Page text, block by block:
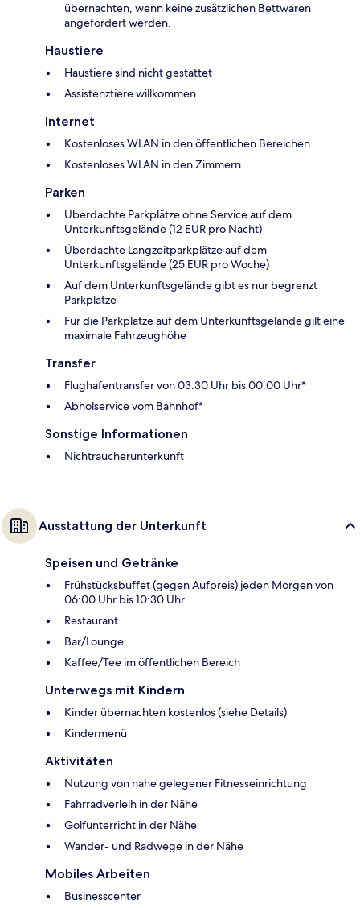
übernachten, wenn keine zusätzlichen Bettwaren
angefordert werden.
Haustiere
Haustiere sind nicht gestattet
Assistenztiere willkommen
Internet
Kostenloses WLAN in den öffentlichen Bereichen
Kostenloses WLAN in den Zimmern
Parken
Überdachte Parkplätze ohne Service auf dem
Unterkunftsgelände (12 EUR pro Nacht)
Überdachte Langzeitparkplätze auf dem
Unterkunftsgelände (25 EUR pro Woche)
Auf dem Unterkunftsgelände gibt es nur begrenzt
Parkplätze
Für die Parkplätze auf dem Unterkunftsgelände gilt eine
maximale Fahrzeughöhe
Transfer
Flughafentransfer von 03:30 Uhr bis 00:00 Uhr*
Abholservice vom Bahnhof*
Sonstige Informationen
Nichtraucherunterkunft
Ausstattung der Unterkunft
Speisen und Getränke
Frühstücksbuffet (gegen Aufpreis) jeden Morgen von
06:00 Uhr bis 10:30 Uhr
Restaurant
Bar/Lounge
Kaffee/Tee im öffentlichen Bereich
Unterwegs mit Kindern
Kinder übernachten kostenlos (siehe Details)
Kindermenü
Aktivitäten
Nutzung von nahe gelegener Fitnesseinrichtung
Fahrradverleih in der Nähe
Golfunterricht in der Nähe
Wander- und Radwege in der Nähe
Mobiles Arbeiten
Businesscenter